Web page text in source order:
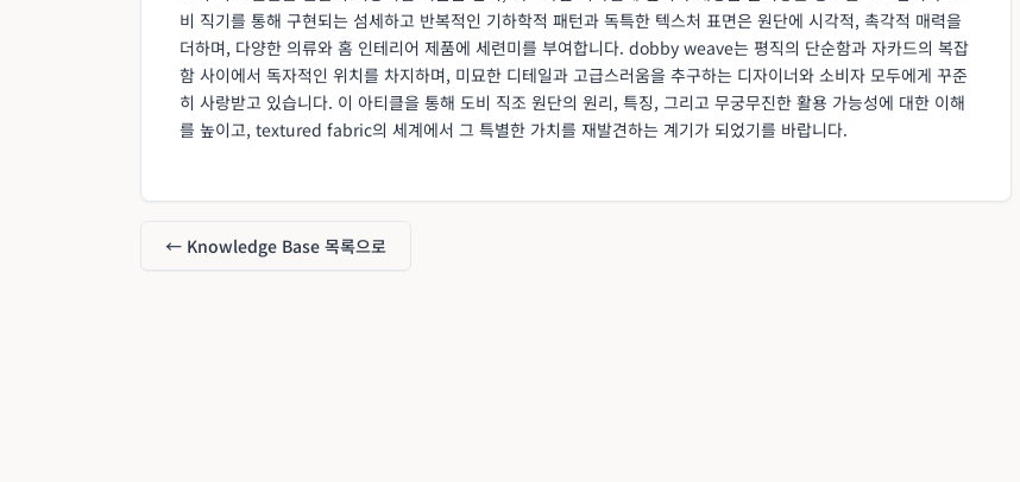
비 직기를 통해 구현되는 섬세하고 반복적인 기하학적 패턴과 독특한 텍스처 표면은 원단에 시각적, 촉각적 매력을
더하며, 다양한 의류와 홈 인테리어 제품에 세련미를 부여합니다. dobby weave는 평직의 단순함과 자카드의 복잡
함 사이에서 독자적인 위치를 차지하며, 미묘한 디테일과 고급스러움을 추구하는 디자이너와 소비자 모두에게 꾸준
히 사랑받고 있습니다. 이 아티클을 통해 도비 직조 원단의 원리, 특징, 그리고 무궁무진한 활용 가능성에 대한 이해
를 높이고, textured fabric의 세계에서 그 특별한 가치를 재발견하는 계기가 되었기를 바랍니다.
← Knowledge Base 목록으로